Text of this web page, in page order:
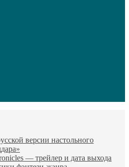
версии настольного
— трейлер и дата выхода